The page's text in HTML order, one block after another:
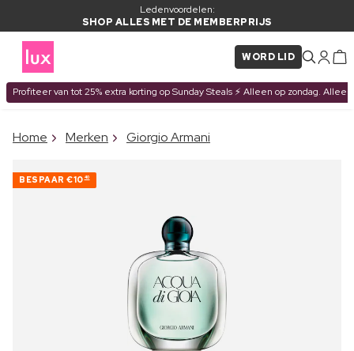
Ledenvoordelen:
SHOP ALLES MET DE MEMBERPRIJS
WORD LID
Profiteer van tot 25% extra korting op Sunday Steals ⚡ Alleen op zondag.
ITEM TOEGEVOEGD AAN
Vaak samen gekocht met
Home Merken Giorgio Armani
BESPAAR €10 40